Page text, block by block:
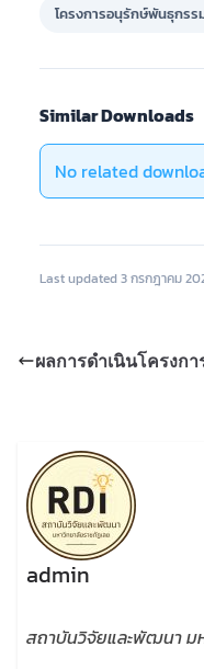
โครงการอนุรักษ์พันธุกร
Similar Downloads
No related
Last updated 3 กรกฎาคม
ผลการดำเนินโครงก
admin
สถาบันวิจัยและพัฒนา ม